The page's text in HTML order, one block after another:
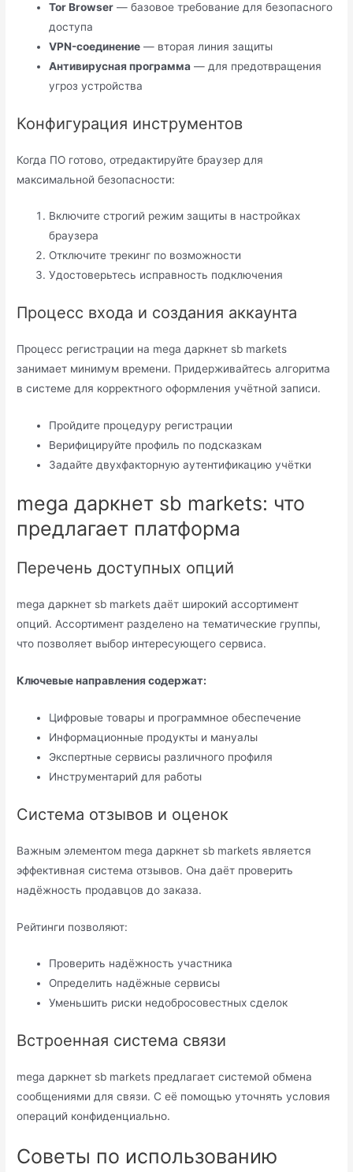
Tor Browser — базовое требование для безопасного
доступа
VPN-соединение — вторая линия защиты
Антивирусная программа — для предотвращения
угроз устройства
Конфигурация инструментов
Когда ПО готово, отредактируйте браузер для
максимальной безопасности:
Включите строгий режим защиты в настройках
браузера
Отключите трекинг по возможности
Удостоверьтесь исправность подключения
Процесс входа и создания аккаунта
Процесс регистрации на mega даркнет sb markets
занимает минимум времени. Придерживайтесь алгоритма
в системе для корректного оформления учётной записи.
Пройдите процедуру регистрации
Верифицируйте профиль по подсказкам
Задайте двухфакторную аутентификацию учётки
mega даркнет sb markets: что
предлагает платформа
Перечень доступных опций
mega даркнет sb markets даёт широкий ассортимент
опций. Ассортимент разделено на тематические группы,
что позволяет выбор интересующего сервиса.
Ключевые направления содержат:
Цифровые товары и программное обеспечение
Информационные продукты и мануалы
Экспертные сервисы различного профиля
Инструментарий для работы
Система отзывов и оценок
Важным элементом mega даркнет sb markets является
эффективная система отзывов. Она даёт проверить
надёжность продавцов до заказа.
Рейтинги позволяют:
Проверить надёжность участника
Определить надёжные сервисы
Уменьшить риски недобросовестных сделок
Встроенная система связи
mega даркнет sb markets предлагает системой обмена
сообщениями для связи. С её помощью уточнять условия
операций конфиденциально.
Советы по использованию